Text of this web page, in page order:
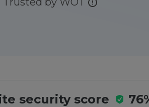
security score